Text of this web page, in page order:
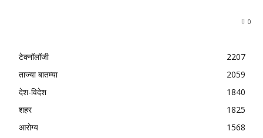
0
टेक्नॉलॉजी
2207
ताज्या बातम्या
2059
देश-विदेश
1840
शहर
1825
आरोग्य
1568